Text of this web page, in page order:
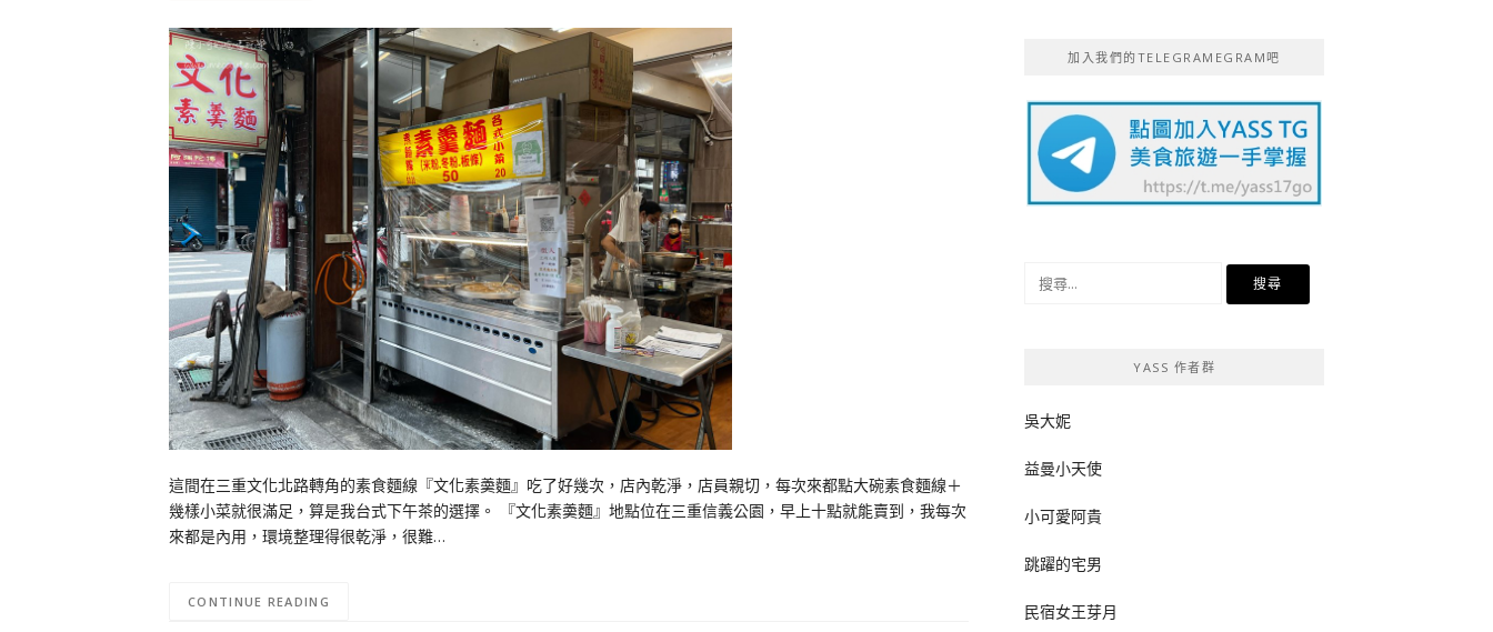
這間在三重文化北路轉角的素食麵線『文化素羮麵』吃了好幾次，店內乾淨，店員親切，每次來都點大碗素食麵線＋
幾樣小菜就很滿足，算是我台式下午茶的選擇。 『文化素羮麵』地點位在三重信義公園，早上十點就能賣到，我每次
來都是內用，環境整理得很乾淨，很難…
CONTINUE READING
加入我們的TELEGRAMEGRAM吧
YASS 作者群
吳大妮
益曼小天使
小可愛阿貴
跳躍的宅男
民宿女王芽月